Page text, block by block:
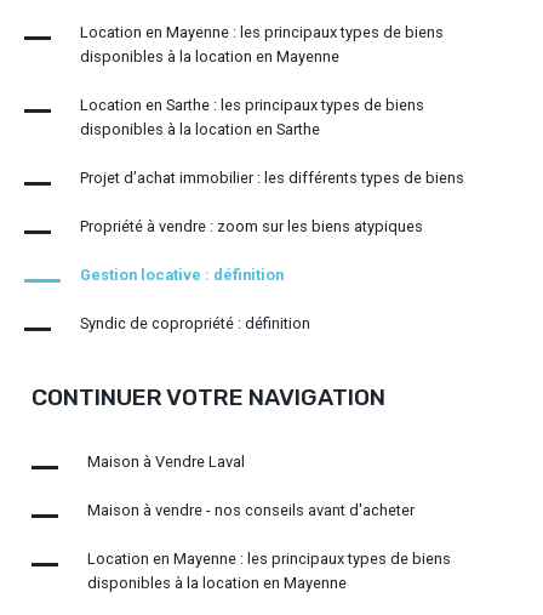
Location en Mayenne : les principaux types de biens
disponibles à la location en Mayenne
Location en Sarthe : les principaux types de biens
disponibles à la location en Sarthe
Projet d’achat immobilier : les différents types de biens
Propriété à vendre : zoom sur les biens atypiques
Gestion locative : définition
Syndic de copropriété : définition
CONTINUER VOTRE NAVIGATION
Maison à Vendre Laval
Maison à vendre - nos conseils avant d'acheter
Location en Mayenne : les principaux types de biens
disponibles à la location en Mayenne